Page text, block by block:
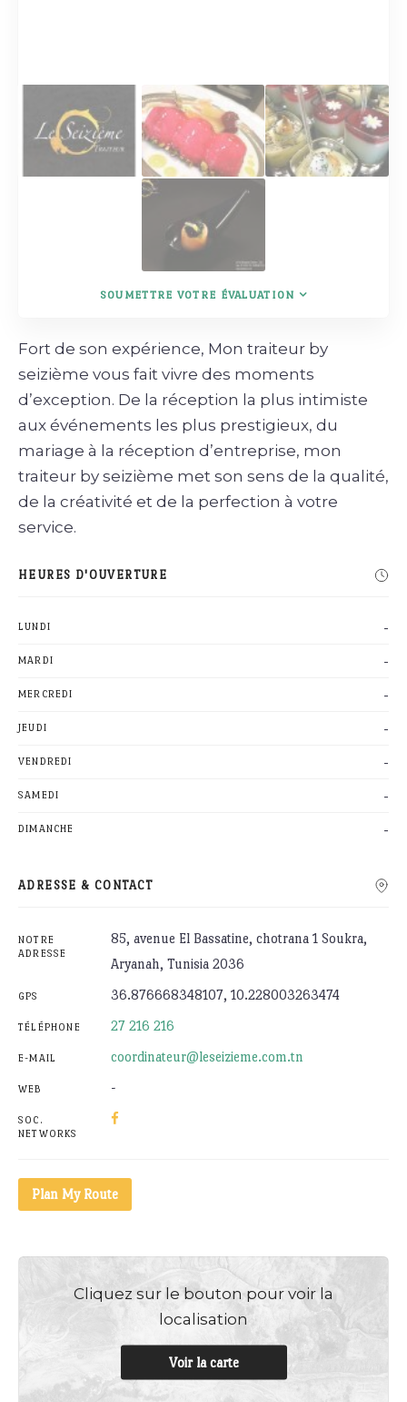
SOUMETTRE VOTRE ÉVALUATION
Fort de son expérience, Mon traiteur by
seizième vous fait vivre des moments
d’exception. De la réception la plus intimiste
aux événements les plus prestigieux, du
mariage à la réception d’entreprise, mon
traiteur by seizième met son sens de la qualité,
de la créativité et de la perfection à votre
service.
HEURES D'OUVERTURE
LUNDI -
MARDI -
MERCREDI -
JEUDI -
VENDREDI -
SAMEDI -
DIMANCHE -
ADRESSE & CONTACT
NOTRE
ADRESSE
85, avenue El Bassatine, chotrana 1 Soukra,
Aryanah, Tunisia 2036
GPS 36.876668348107, 10.228003263474
TÉLÉPHONE 27 216 216
E-MAIL coordinateur@leseizieme.com.tn
WEB -
SOC.
NETWORKS
Plan My Route
Cliquez sur le bouton pour voir la
localisation
Voir la carte